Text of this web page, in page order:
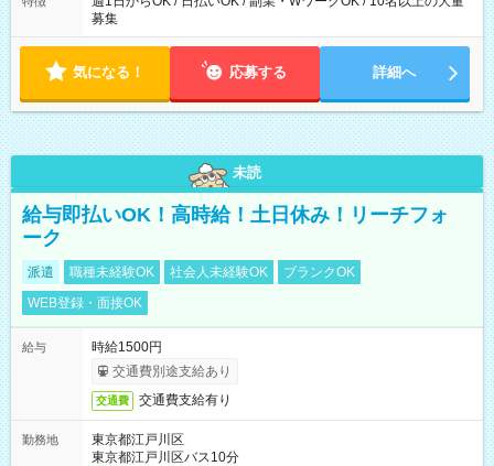
募集
気になる！ 応募する 詳細へ
未読
給与即払いOK！高時給！土日休み！リーチフォ
ーク
派遣 職種未経験OK 社会人未経験OK
ブランクOK
WEB登録・面接OK
給与
時給1500円
交通費別途支給あり
交通費 交通費支給有り
勤務地
東京都江戸川区
東京都江戸川区バス10分